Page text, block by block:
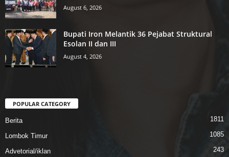
August 6, 2026
Bupati Iron Melantik 36 Pejabat Struktural
Esolan II dan III
August 4, 2026
POPULAR CATEGORY
Berita 1811
Lombok Timur 1085
Advetorial/iklan 243